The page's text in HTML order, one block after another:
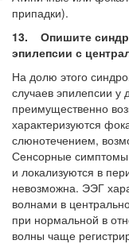
припадки).
13. Опишите
эпилепсии с
На долю этого
случаев эпилепсии у
преимущественно
характеризуются
слюнотечением,
Сенсорные симптомы
и лока­лизуются в
невозможна. ЭЭГ
волнами в
при нормальной в
волны чаще